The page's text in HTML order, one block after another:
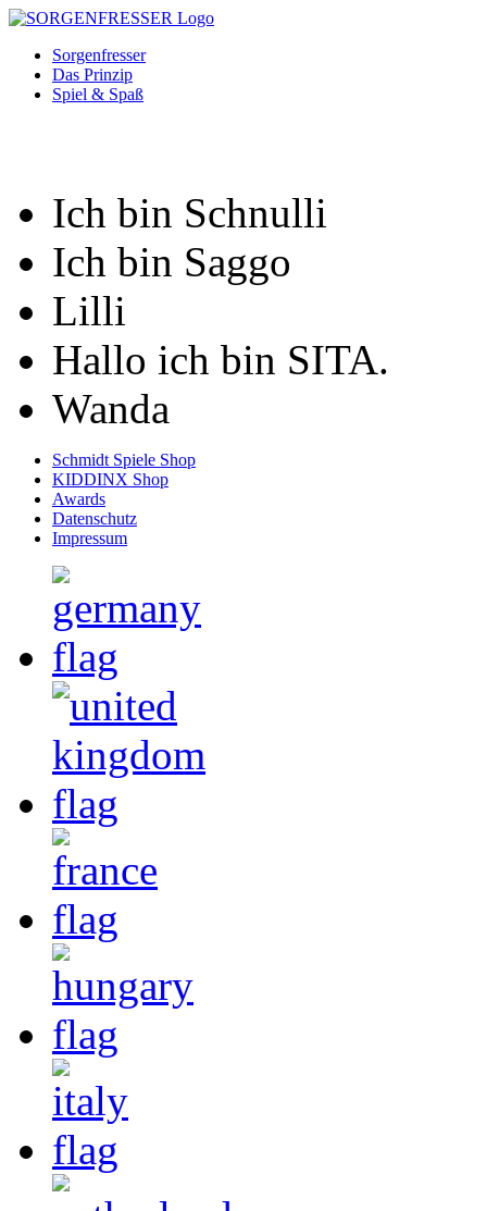
Sorgenfresser
Das Prinzip
Spiel & Spaß
Ich bin Schnulli
Ich bin Saggo
Lilli
Hallo ich bin SITA.
Wanda
Schmidt Spiele Shop
KIDDINX Shop
Awards
Datenschutz
Impressum